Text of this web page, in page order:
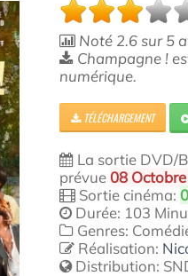
Noté 2.6sur5
Champagne !
numérique.
TÉLÉCHARGEMENT
La sortie DVD/
prévue08
Sortie cinéma:
Durée: 103
Genres:
Réalisation:
Distribution: